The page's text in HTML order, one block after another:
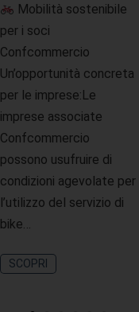
Mobilità sostenibile
per i soci
Confcommercio
Un’opportunità concreta
per le imprese:Le
imprese associate
Confcommercio
possono usufruire di
condizioni agevolate per
l’utilizzo del servizio di
bike…
SCOPRI